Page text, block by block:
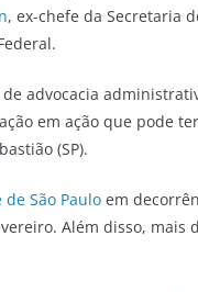
, ex-chefe da Secretaria
advocacia
em ação que pode
(SP).
São Paulo em
Além disso, mais